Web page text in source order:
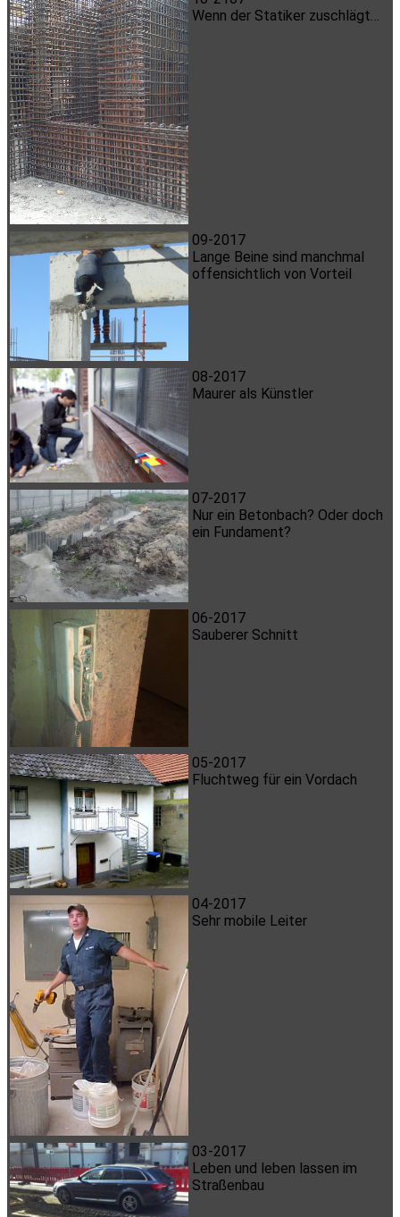
Wenn der Statiker zuschlägt…
09-2017
Lange Beine sind manchmal
offensichtlich von Vorteil
08-2017
Maurer als Künstler
07-2017
Nur ein Betonbach? Oder doch
ein Fundament?
06-2017
Sauberer Schnitt
05-2017
Fluchtweg für ein Vordach
04-2017
Sehr mobile Leiter
03-2017
Leben und leben lassen im
Straßenbau